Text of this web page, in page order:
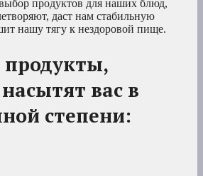
выбор продуктов для наших блюд,
даст нам стабильную
нашу тягу к нездоровой пище.
продукты,
вас в
степени: